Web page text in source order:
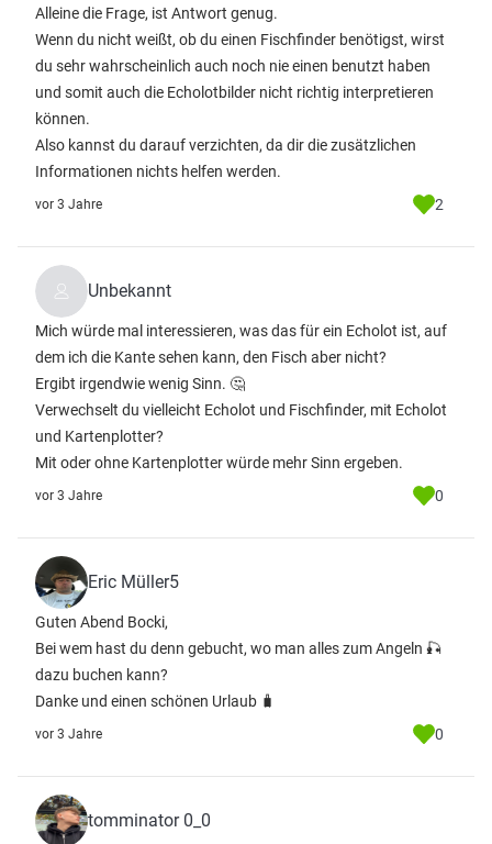
Alleine die Frage, ist Antwort genug.
Wenn du nicht weißt, ob du einen Fischfinder benötigst, wirst
du sehr wahrscheinlich auch noch nie einen benutzt haben
und somit auch die Echolotbilder nicht richtig interpretieren
können.
Also kannst du darauf verzichten, da dir die zusätzlichen
Informationen nichts helfen werden.
vor 3 Jahre 2
Unbekannt
Mich würde mal interessieren, was das für ein Echolot ist, auf
dem ich die Kante sehen kann, den Fisch aber nicht?
Ergibt irgendwie wenig Sinn. 🤔
Verwechselt du vielleicht Echolot und Fischfinder, mit Echolot
und Kartenplotter?
Mit oder ohne Kartenplotter würde mehr Sinn ergeben.
vor 3 Jahre 0
Eric Müller5
Guten Abend Bocki,
Bei wem hast du denn gebucht, wo man alles zum Angeln 🎣
dazu buchen kann?
Danke und einen schönen Urlaub 🧳
vor 3 Jahre 0
tomminator 0_0